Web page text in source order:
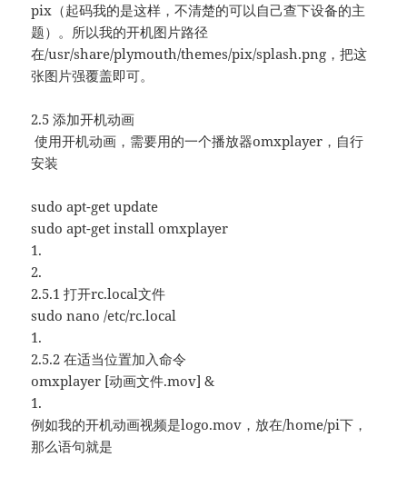
pix（起码我的是这样，不清楚的可以自己查下设备的主
题）。所以我的开机图片路径
在/usr/share/plymouth/themes/pix/splash.png，把这
张图片强覆盖即可。
2.5 添加开机动画
​ 使用开机动画，需要用的一个播放器​​omxplayer​​，自行
安装
sudo apt-get update
sudo apt-get install omxplayer
1.
2.
2.5.1 打开rc.local文件
sudo nano /etc/rc.local
1.
2.5.2 在适当位置加入命令
omxplayer [动画文件.mov] &
1.
例如我的开机动画视频是logo.mov，放在/home/pi下，
那么语句就是